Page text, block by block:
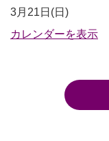
バ
ス
3月21日(日)
カレンダーを表示